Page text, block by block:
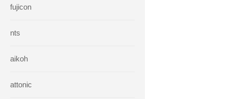
fujicon
nts
aikoh
attonic